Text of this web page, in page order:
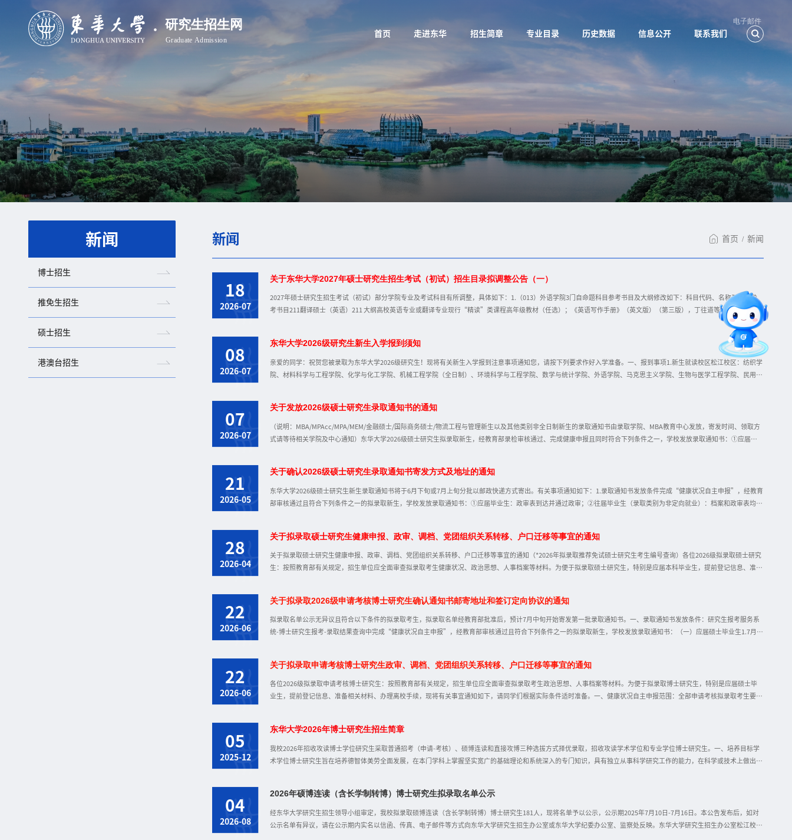
电子邮件
首页
走进东华 招生简章 专业目录 历史数据 信息公开 联系我们
新闻
博士招生
推免生招生
硕士招生
港澳台招生
新闻 首页 新闻
18
2026-07
关于东华大学2027年硕士研究生招生考试（初试）招生目录拟调整公告（一）
2027年硕士研究生招生考试（初试）部分学院专业及考试科目有所调整，具体如下：1.（013）外语学院3门自命题科目参考书目及大纲修改如下：科目代码、名称及大纲参
考书目211翻译硕士（英语）211 大纲高校英语专业或翻译专业现行“精读”类课程高年级教材（任选）；《英语写作手册》（英文版）（第三版），丁往道等编著，外语教
学与研究出版社，2018年；《中式英语之鉴》，（美）琼·平卡姆著，外语教学与研究出版社，2000年。357翻译基础（英语）357大纲《英译汉教程》，连淑能编著，高等
教育出版社，2013年《汉英翻译教程》，陈宏薇、李亚丹主编，上海外语教育出版社，2018年；《实用翻译教程（英汉互译）》（第4版），冯庆华主编，上海：上海外语教
育出版社，2022年。448 汉语写作与百科知识448大纲《中国文化概论》（第3版），张岱年、方克立 主编，北京师范大学出版社，2023年；《中国文学史》（第三版）第一
至四卷，袁行霈 主编，高等教育出版社，2014年；《汉语通识教程》（第二版），四川外国语大学中文教育研究中心 编，北京大学出版社，2024年；《西方文化概论》（修
订版），高等教育出版社，赵林
08
2026-07
东华大学2026级研究生新生入学报到须知
亲爱的同学：祝贺您被录取为东华大学2026级研究生！现将有关新生入学报到注意事项通知您，请按下列要求作好入学准备。一、报到事项1.新生就读校区松江校区：纺织学
院、材料科学与工程学院、化学与化工学院、机械工程学院（全日制）、环境科学与工程学院、数学与统计学院、外语学院、马克思主义学院、生物与医学工程学院、民用航
新生报到日期为2026年9月4日，具体报到时间、地点、迎新安排等事宜，请于8月下旬9月上旬查看东华大学研招网公告《东华大学2026级研究生迎新安排》。非全日制研究
生新生报到要求以学院通知为准。3.报到要求报到时须新生本人持东华大学研究生录取通知书、本人居民身份证、硕士研究生新生持本科毕业证书原件或教育部留学服务中心
出具的《国（境）外学历学位认证书》/博士研究生新生持硕士学位
07
2026-07
关于发放2026级硕士研究生录取通知书的通知
（说明：MBA/MPAcc/MPA/MEM/金融硕士/国际商务硕士/物流工程与管理新生以及其他类别非全日制新生的录取通知书由录取学院、MBA教育中心发放，寄发时间、领取方
式请等待相关学院及中心通知）东华大学2026级硕士研究生拟录取新生，经教育部录检审核通过、完成健康申报且同时符合下列条件之一，学校发放录取通知书：①应届毕
主申报、调档和政审，在职考生不调档。本校应届毕业生及非全日制考生无需调档。首批符合寄发条件的新生，录取通知书于7月8日（周三）开始通过邮政EMS寄发。邮寄地
址以学生平台中确认的地址为准。部分未及时登录平台确认的新生，录取通知书邮寄地址为报名时填写的通讯地址，如再有调整请直接与中国邮政联系。请注意查收。7月7日
14：00后，所有考生可登录“东华大学研究生招生网——学生平台—
21
2026-05
关于确认2026级硕士研究生录取通知书寄发方式及地址的通知
东华大学2026级硕士研究生新生录取通知书将于6月下旬或7月上旬分批以邮政快递方式寄出。有关事项通知如下：1.录取通知书发放条件完成“健康状况自主申报”，经教育
部审核通过且符合下列条件之一的拟录取新生，学校发放录取通知书：①应届毕业生：政审表到达并通过政审；②往届毕业生（录取类别为非定向就业）：档案和政审表均到
学生平台——硕士研究生报考服务系统——硕士研究生报考——材料接收状态查询”进行查看，调档政审等录取阶段事宜详见东华大学研招网首页——硕士招生栏目公告）2.录
取通知书发放方式截至6月12日中午12:00，拟录取新生务必及时登录“硕士研究生报考服务系统——硕士研究生报考——通讯地址确认”，确认录取通知书邮寄地址，届时应
届毕业生可能已离校，建议填写离校后可收件的地址。部分未及时登录平台确
28
2026-04
关于拟录取硕士研究生健康申报、政审、调档、党团组织关系转移、户口迁移等事宜的通知
关于拟录取硕士研究生健康申报、政审、调档、党团组织关系转移、户口迁移等事宜的通知（*2026年拟录取推荐免试硕士研究生考生编号查询）各位2026级拟录取硕士研究
生：按照教育部有关规定，招生单位应全面审查拟录取考生健康状况、政治思想、人事档案等材料。为便于拟录取硕士研究生，特别是应届本科毕业生，提前登记信息、准备
学研招网学生平台——硕士研究生报考服务系统——硕士研究生报考——录取结果查询”，进行“健康状况自主申报”（使用准考证号（考生编号）和身份证号登录，请及时修
改密码系统开放时间为工作日9:00-16:00）。我校将对考生申报内容统一进行健康状况筛查及存档。新生入学后3个月内，我校将按照《普通高等学校学生管理规定》有关要
求，对所有考生进行全面复查。考生须如实申报个人健康状况，如瞒报、
22
2026-06
关于拟录取2026级申请考核博士研究生确认通知书邮寄地址和签订定向协议的通知
拟录取名单公示无异议且符合以下条件的拟录取考生，拟录取名单经教育部批准后，预计7月中旬开始寄发第一批录取通知书。一、录取通知书发放条件：研究生报考服务系
统-博士研究生报考-录取结果查询中完成“健康状况自主申报”，经教育部审核通过且符合下列条件之一的拟录取新生，学校发放录取通知书：（一）应届硕士毕业生1.7月5
向就业）7月5日前将政审表寄达学院、人事档案寄达东华大学学生处（政审表和档案分别寄送）。我校收到政审表、档案且政审合格、档案齐全，拟录取名单经教育部批准
后，寄发录取通知书。档案于规定时间未到将暂缓发放录取通知书。（三）往届毕业生（定向就业）7月5日前将政审表寄达学院，我校收到政审表且政审合格，考生与招生单
位签订定向就业协议（见第三条相关说明），拟录取名单经教育部批准后，学校寄发录取
22
2026-06
关于拟录取申请考核博士研究生政审、调档、党团组织关系转移、户口迁移等事宜的通知
各位2026级拟录取申请考核博士研究生：按照教育部有关规定，招生单位应全面审查拟录取考生政治思想、人事档案等材料。为便于拟录取博士研究生，特别是应届硕士毕
业生，提前登记信息、准备相关材料、办理离校手续，现将有关事宜通知如下，请同学们根据实际条件适时准备。一、健康状况自主申报范围：全部申请考核拟录取考生要
内，我校将按照《普通高等学校学生管理规定》有关要求，对所有考生进行全面复查。考生须如实申报个人健康状况，如瞒报、虚报病史，无论何时一经发现将根据相关规定
严肃处理。二、政审全部拟录取申请考核博士生（准考证号即考生编号）均需提交政审表，具体要求如下：1.自行下载附件《东华大学2026年招收攻读博士学位研究生思想政
治品德情况表》（以下简称政审表）；2.如实填写政审表的个人信息；3.将政审表交
05
2025-12
东华大学2026年博士研究生招生简章
我校2026年招收攻读博士学位研究生采取普通招考（申请-考核）、硕博连读和直接攻博三种选拔方式择优录取，招收攻读学术学位和专业学位博士研究生。一、培养目标学
术学位博士研究生旨在培养德智体美劳全面发展，在本门学科上掌握坚实宽广的基础理论和系统深入的专门知识，具有独立从事科学研究工作的能力，在科学或技术上做出创
生人数包括已录取的硕博连读及直接攻博博士研究生，2026年各学院的实际招生人数将根据教育部正式下达的招生计划、生源情况和学校发展需要进行适当调整。2026年我
校博士研究生招生专项计划包括少数民族高层次骨干人才计划（含南疆高校教师专项等）、对口支援西部高校定向培养博士生专项计划、科研项目博士专项计划、阿拉尔大学
城（教育园区）联合培养计划等。各学院博士研究生导师招生名额有限，考生须在
04
2026-08
2026年硕博连读（含长学制转博）博士研究生拟录取名单公示
经东华大学研究生招生领导小组审定，我校拟录取硕博连读（含长学制转博）博士研究生181人，现将名单予以公示，公示期2025年7月10日-7月16日。本公告发布后，如对
公示名单有异议，请在公示期内实名以信函、传真、电子邮件等方式向东华大学研究生招生办公室或东华大学纪委办公室、监察处反映。东华大学研究生招生办公室松江校
智能问答
专业目录